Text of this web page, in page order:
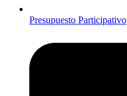
Presupuesto Participativo